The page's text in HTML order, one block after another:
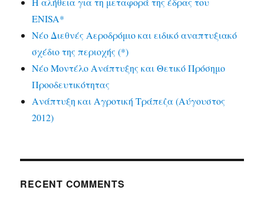
ENISA*
Νέο Διεθνές Αεροδρόμιο και ειδικό αναπτυξιακό
σχέδιο της περιοχής (*)
Νέο Μοντέλο Ανάπτυξης και Θετικό Πρόσημο
Προοδευτικότητας
Ανάπτυξη και Αγροτική Τράπεζα (Αύγουστος
2012)
RECENT COMMENTS